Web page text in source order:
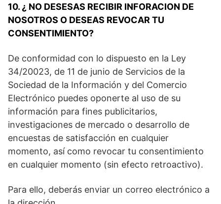
10. ¿ NO DESESAS RECIBIR INFORACION DE
NOSOTROS O DESEAS REVOCAR TU
CONSENTIMIENTO?
De conformidad con lo dispuesto en la Ley
34/20023, de 11 de junio de Servicios de la
Sociedad de la Información y del Comercio
Electrónico puedes oponerte al uso de su
información para fines publicitarios,
investigaciones de mercado o desarrollo de
encuestas de satisfacción en cualquier
momento, así como revocar tu consentimiento
en cualquier momento (sin efecto retroactivo).
Para ello, deberás enviar un correo electrónico a